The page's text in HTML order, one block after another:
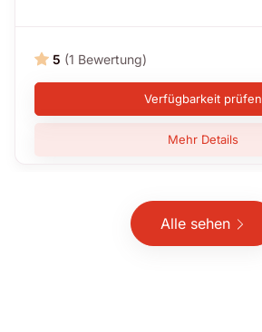
5 (1 Bewertung)
Verfügbarkeit prüfen
Mehr Details
Alle sehen